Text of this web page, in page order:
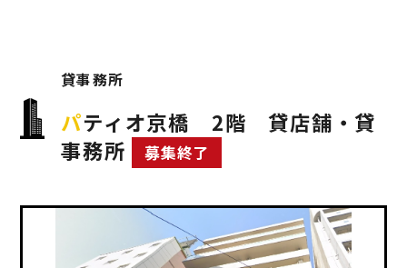
貸事務所
パティオ京橋 2階 貸店舗・貸
事務所
募集終了